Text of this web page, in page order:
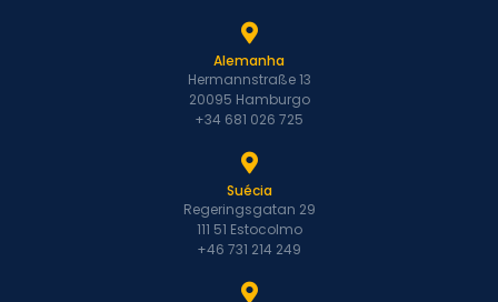
Alemanha
Hermannstraße 13
20095 Hamburgo
+34 681 026 725
Suécia
Regeringsgatan 29
111 51 Estocolmo
+46 731 214 249